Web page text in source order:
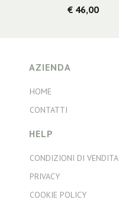
€ 46,00
AZIENDA
HOME
CONTATTI
HELP
CONDIZIONI DI VENDITA
PRIVACY
COOKIE POLICY